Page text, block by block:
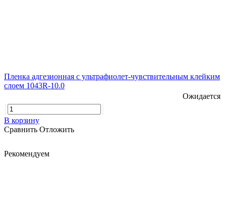
Пленка адгезионная с ультрафиолет-чувствительным клейким
слоем 1043R-10.0
Ожидается
В корзину
Сравнить Отложить
Рекомендуем